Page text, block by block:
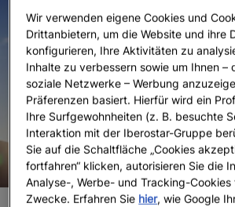
Wir verwenden eigene Cookies und
Drittanbietern, um die Website und ihre
konfigurieren, Ihre Aktivitäten zu
Inhalte zu verbessern sowie um Ihnen –
soziale Netzwerke – Werbung
Präferenzen basiert. Hierfür wird ein
Ihre Surfgewohnheiten (z. B. besuchte
Interaktion mit der Iberostar-Gruppe
Sie auf die Schaltfläche „Cookies
fortfahren“ klicken, autorisieren Sie die
Analyse-, Werbe- und Tracking-Cookies
Zwecke. Erfahren Sie hier, wie Google